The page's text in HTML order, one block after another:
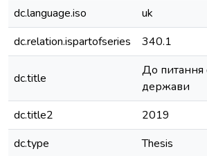
dc.language.iso
uk
dc.relation.ispartofseries
340.1
dc.title
До питання
держави
dc.title2
2019
dc.type
Thesis